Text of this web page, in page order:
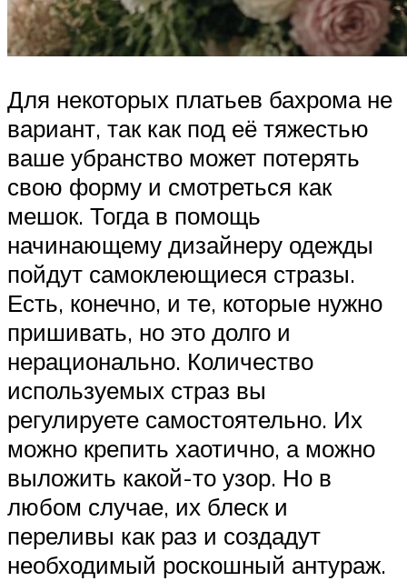
Для некоторых платьев бахрома не
вариант, так как под её тяжестью
ваше убранство может потерять
свою форму и смотреться как
мешок. Тогда в помощь
начинающему дизайнеру одежды
пойдут самоклеющиеся стразы.
Есть, конечно, и те, которые нужно
пришивать, но это долго и
нерационально. Количество
используемых страз вы
регулируете самостоятельно. Их
можно крепить хаотично, а можно
выложить какой-то узор. Но в
любом случае, их блеск и
переливы как раз и создадут
необходимый роскошный антураж.